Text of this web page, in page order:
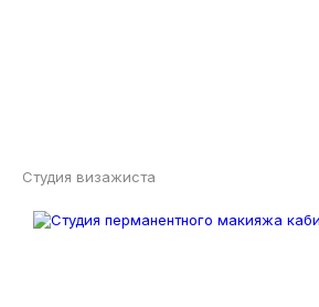
Студия визажиста